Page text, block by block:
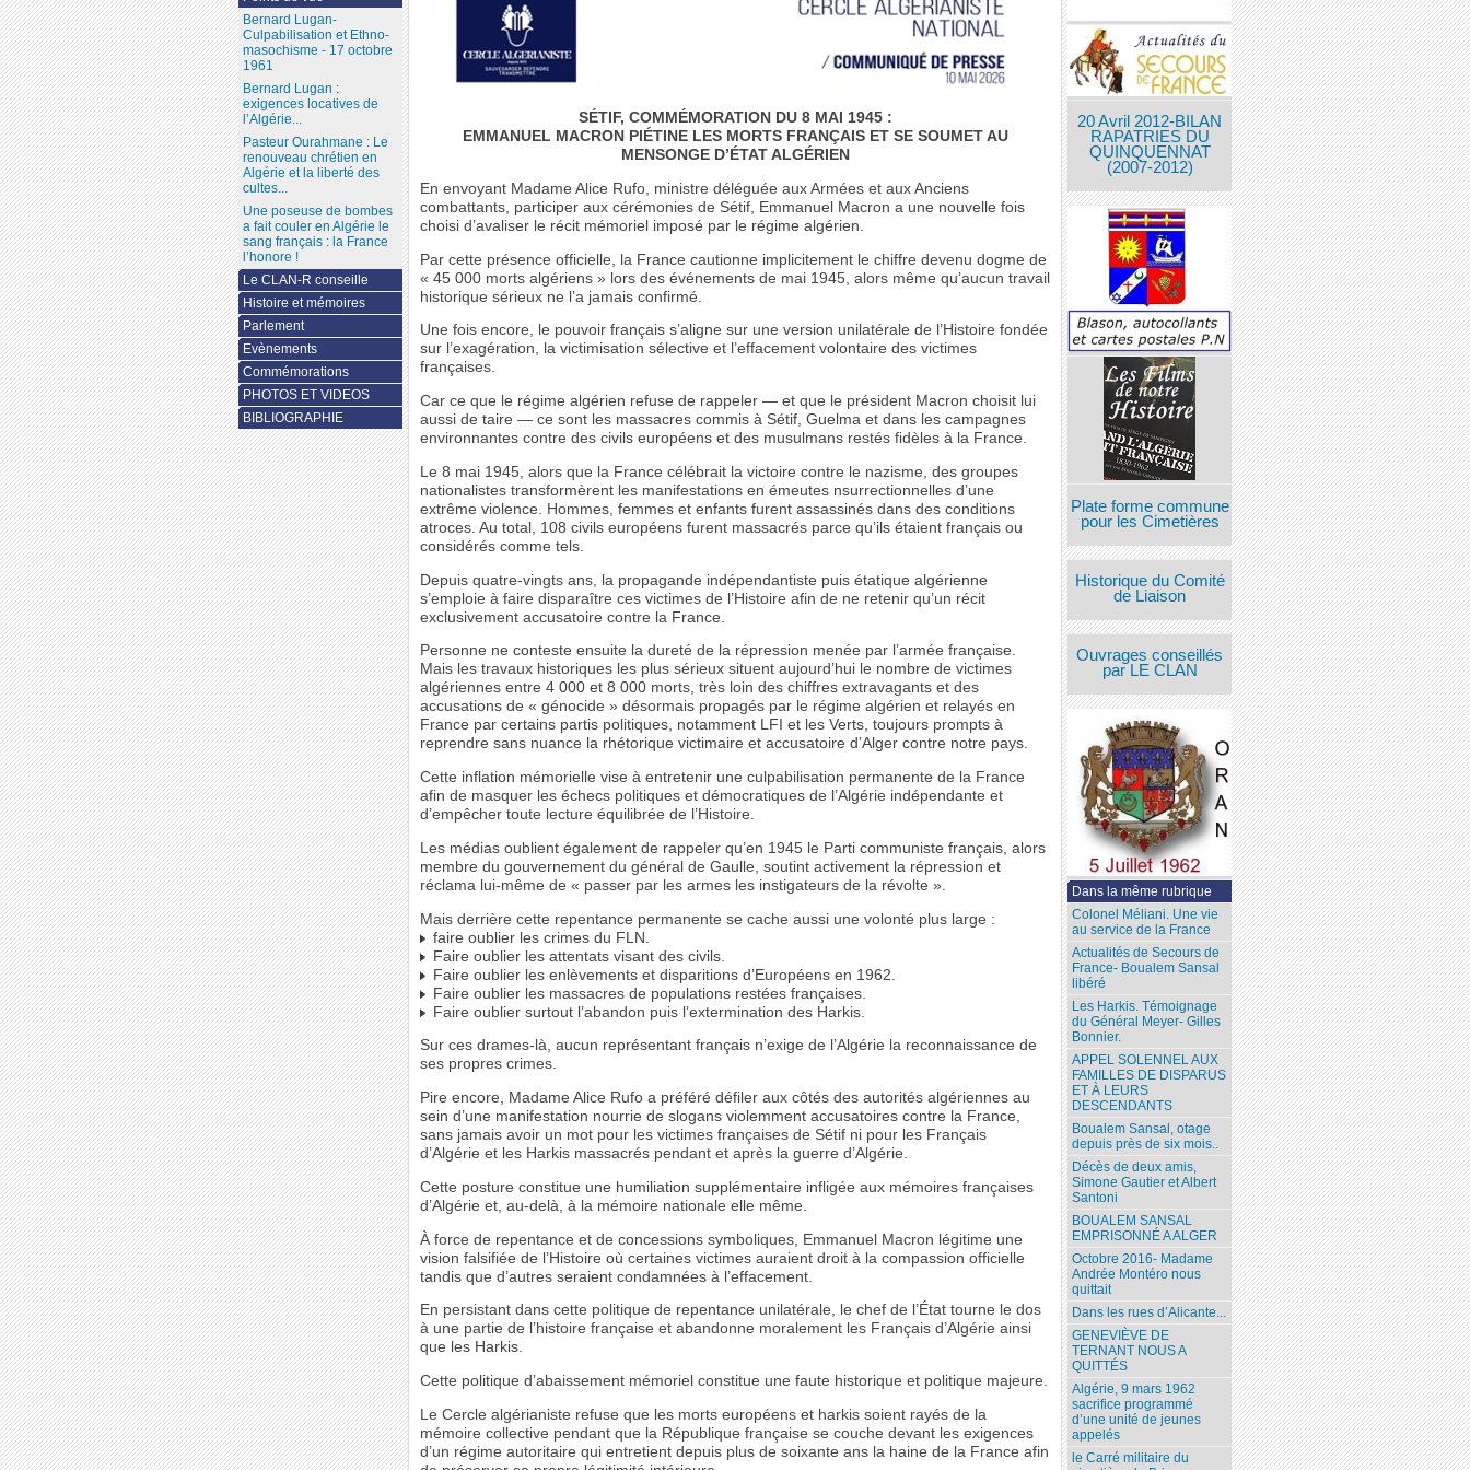
SÉTIF, COMMÉMORATION DU 8 MAI 1945 :
EMMANUEL MACRON PIÉTINE LES MORTS FRANÇAIS ET SE SOUMET AU
MENSONGE D’ÉTAT ALGÉRIEN
En envoyant Madame Alice Rufo, ministre déléguée aux Armées et aux Anciens
combattants, participer aux cérémonies de Sétif, Emmanuel Macron a une nouvelle fois
choisi d’avaliser le récit mémoriel imposé par le régime algérien.
Par cette présence officielle, la France cautionne implicitement le chiffre devenu dogme de
« 45 000 morts algériens » lors des événements de mai 1945, alors même qu’aucun travail
historique sérieux ne l’a jamais confirmé.
Une fois encore, le pouvoir français s’aligne sur une version unilatérale de l’Histoire fondée
sur l’exagération, la victimisation sélective et l’effacement volontaire des victimes
françaises.
Car ce que le régime algérien refuse de rappeler — et que le président Macron choisit lui
aussi de taire — ce sont les massacres commis à Sétif, Guelma et dans les campagnes
environnantes contre des civils européens et des musulmans restés fidèles à la France.
Le 8 mai 1945, alors que la France célébrait la victoire contre le nazisme, des groupes
nationalistes transformèrent les manifestations en émeutes nsurrectionnelles d’une
extrême violence. Hommes, femmes et enfants furent assassinés dans des conditions
atroces. Au total, 108 civils européens furent massacrés parce qu’ils étaient français ou
considérés comme tels.
Depuis quatre-vingts ans, la propagande indépendantiste puis étatique algérienne
s’emploie à faire disparaître ces victimes de l’Histoire afin de ne retenir qu’un récit
exclusivement accusatoire contre la France.
Personne ne conteste ensuite la dureté de la répression menée par l’armée française.
Mais les travaux historiques les plus sérieux situent aujourd’hui le nombre de victimes
algériennes entre 4 000 et 8 000 morts, très loin des chiffres extravagants et des
accusations de « génocide » désormais propagés par le régime algérien et relayés en
France par certains partis politiques, notamment LFI et les Verts, toujours prompts à
reprendre sans nuance la rhétorique victimaire et accusatoire d’Alger contre notre pays.
Cette inflation mémorielle vise à entretenir une culpabilisation permanente de la France
afin de masquer les échecs politiques et démocratiques de l’Algérie indépendante et
d’empêcher toute lecture équilibrée de l’Histoire.
Les médias oublient également de rappeler qu’en 1945 le Parti communiste français, alors
membre du gouvernement du général de Gaulle, soutint activement la répression et
réclama lui-même de « passer par les armes les instigateurs de la révolte ».
Mais derrière cette repentance permanente se cache aussi une volonté plus large :
faire oublier les crimes du FLN.
Faire oublier les attentats visant des civils.
Faire oublier les enlèvements et disparitions d’Européens en 1962.
Faire oublier les massacres de populations restées françaises.
Faire oublier surtout l’abandon puis l’extermination des Harkis.
Sur ces drames-là, aucun représentant français n’exige de l’Algérie la reconnaissance de
ses propres crimes.
Pire encore, Madame Alice Rufo a préféré défiler aux côtés des autorités algériennes au
sein d’une manifestation nourrie de slogans violemment accusatoires contre la France,
sans jamais avoir un mot pour les victimes françaises de Sétif ni pour les Français
d’Algérie et les Harkis massacrés pendant et après la guerre d’Algérie.
Cette posture constitue une humiliation supplémentaire infligée aux mémoires françaises
d’Algérie et, au-delà, à la mémoire nationale elle même.
À force de repentance et de concessions symboliques, Emmanuel Macron légitime une
vision falsifiée de l’Histoire où certaines victimes auraient droit à la compassion officielle
tandis que d’autres seraient condamnées à l’effacement.
En persistant dans cette politique de repentance unilatérale, le chef de l’État tourne le dos
à une partie de l’histoire française et abandonne moralement les Français d’Algérie ainsi
que les Harkis.
Cette politique d’abaissement mémoriel constitue une faute historique et politique majeure.
Le Cercle algérianiste refuse que les morts européens et harkis soient rayés de la
mémoire collective pendant que la République française se couche devant les exigences
d’un régime autoritaire qui entretient depuis plus de soixante ans la haine de la France afin
20 Avril 2012-BILAN
RAPATRIES DU
QUINQUENNAT
(2007-2012)
Plate forme commune
pour les Cimetières
Historique du Comité
de Liaison
Ouvrages conseillés
par LE CLAN
Dans la même rubrique
Colonel Méliani. Une vie
au service de la France
Actualités de Secours de
France- Boualem Sansal
libéré
Les Harkis. Témoignage
du Général Meyer- Gilles
Bonnier.
APPEL SOLENNEL AUX
FAMILLES DE DISPARUS
ET À LEURS
DESCENDANTS
Boualem Sansal, otage
depuis près de six mois..
Décès de deux amis,
Simone Gautier et Albert
Santoni
BOUALEM SANSAL
EMPRISONNÉ A ALGER
Octobre 2016- Madame
Andrée Montéro nous
quittait
Dans les rues d’Alicante...
GENEVIÈVE DE
TERNANT NOUS A
QUITTÉS
Algérie, 9 mars 1962
sacrifice programmé
d’une unité de jeunes
appelés
le Carré militaire du
Bernard Lugan-
Culpabilisation et Ethno-
masochisme - 17 octobre
1961
Bernard Lugan :
exigences locatives de
l’Algérie...
Pasteur Ourahmane : Le
renouveau chrétien en
Algérie et la liberté des
cultes...
Une poseuse de bombes
a fait couler en Algérie le
sang français : la France
l’honore !
Le CLAN-R conseille
Histoire et mémoires
Parlement
Evènements
Commémorations
PHOTOS ET VIDEOS
BIBLIOGRAPHIE